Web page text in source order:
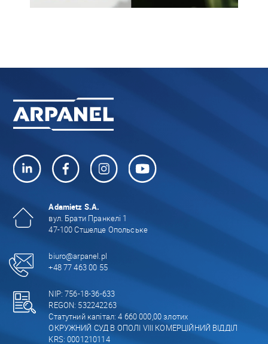
Adamietz S.A.
вул. Брати Пранкелі 1
47-100 Стшелце Опольське
biuro@arpanel.pl
+48 77 463 00 55
NIP: 756-18-36-633
REGON: 532242263
Статутний капітал: 4 660 000,00 злотих
ОКРУЖНИЙ СУД В ОПОЛІ VIII КОМЕРЦІЙНИЙ ВІДДІЛ
KRS: 0001210114